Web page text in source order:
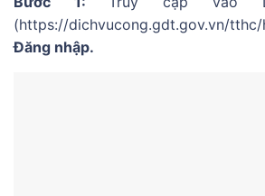
(https://dichvucong.gdt.gov.vn/
Đăng nhập.